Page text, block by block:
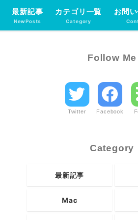
最新記事
NewPosts
カテゴリ一覧
Category
お問
Follow Me
Twitter Facebook
Category
最新記事
Mac